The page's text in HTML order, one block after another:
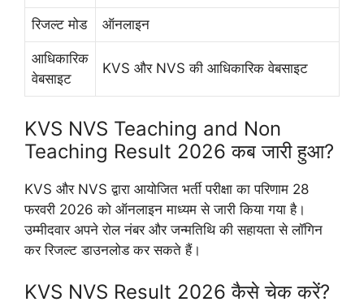
रिजल्ट मोड ऑनलाइन
आधिकारिक
वेबसाइट
KVS और NVS की आधिकारिक वेबसाइट
KVS NVS Teaching and Non
Teaching Result 2026 कब जारी हुआ?
KVS और NVS द्वारा आयोजित भर्ती परीक्षा का परिणाम 28
फरवरी 2026 को ऑनलाइन माध्यम से जारी किया गया है।
उम्मीदवार अपने रोल नंबर और जन्मतिथि की सहायता से लॉगिन
कर रिजल्ट डाउनलोड कर सकते हैं।
KVS NVS Result 2026 कैसे चेक करें?